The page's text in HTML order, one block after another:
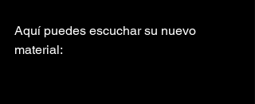
Aquí puedes escuchar su nuevo
material: